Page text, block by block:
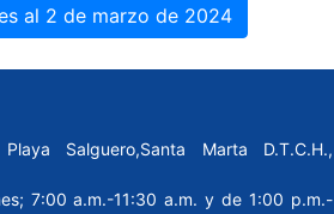
al 2 de marzo de 2024
Salguero,Santa Marta D.T.C.H.,
7:00 a.m.-11:30 a.m. y de 1:00 p.m.-